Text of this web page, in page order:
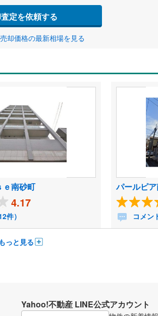
定を依頼する
却価格の最新相場を見る
ｅ南砂町
4.17
件）
パールピ
コメン
もっと見る
Yahoo!不動産 LINE公式アカウント